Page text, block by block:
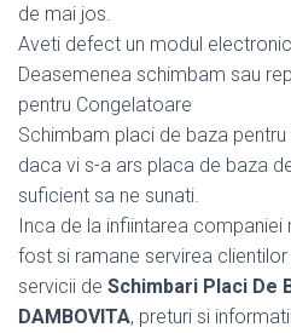
de mai jos.
Aveti defect un modul
Deasemenea schimbam sau
pentru Congelatoare
Schimbam placi de baza
daca vi s-a ars placa de baza
suficient sa ne sunati.
Inca de la infiintarea
fost si ramane servirea
servicii de Schimbari Placi De
DAMBOVITA, preturi si